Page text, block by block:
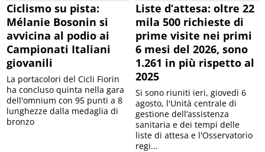
Ciclismo su pista:
Mélanie Bosonin si
avvicina al podio ai
Campionati Italiani
giovanili
La portacolori del Cicli Fiorin
ha concluso quinta nella gara
dell'omnium con 95 punti a 8
lunghezze dalla medaglia di
bronzo
Liste d’attesa: oltre 22
mila 500 richieste di
prime visite nei primi
6 mesi del 2026, sono
1.261 in più rispetto al
2025
Si sono riuniti ieri, giovedì 6
agosto, l'Unità centrale di
gestione dell’assistenza
sanitaria e dei tempi delle
liste di attesa e l'Osservatorio
regi...